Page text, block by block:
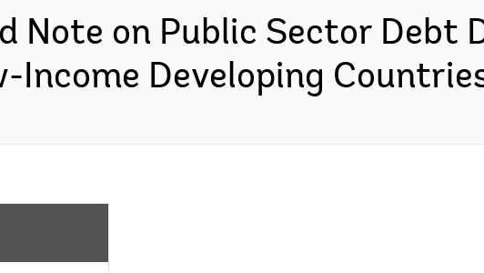
Note on Public Sector Debt
Income Developing